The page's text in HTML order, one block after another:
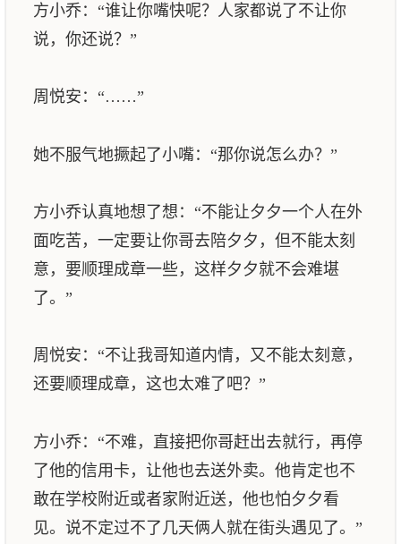
方小乔：“谁让你嘴快呢？人家都说了不让你
说，你还说？”
周悦安：“……”
她不服气地撅起了小嘴：“那你说怎么办？”
方小乔认真地想了想：“不能让夕夕一个人在外
面吃苦，一定要让你哥去陪夕夕，但不能太刻
意，要顺理成章一些，这样夕夕就不会难堪
了。”
周悦安：“不让我哥知道内情，又不能太刻意，
还要顺理成章，这也太难了吧？”
方小乔：“不难，直接把你哥赶出去就行，再停
了他的信用卡，让他也去送外卖。他肯定也不
敢在学校附近或者家附近送，他也怕夕夕看
见。说不定过不了几天俩人就在街头遇见了。”